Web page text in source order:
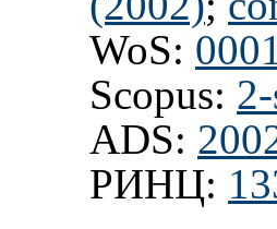
WoS:
Scopus:
ADS:
РИНЦ: